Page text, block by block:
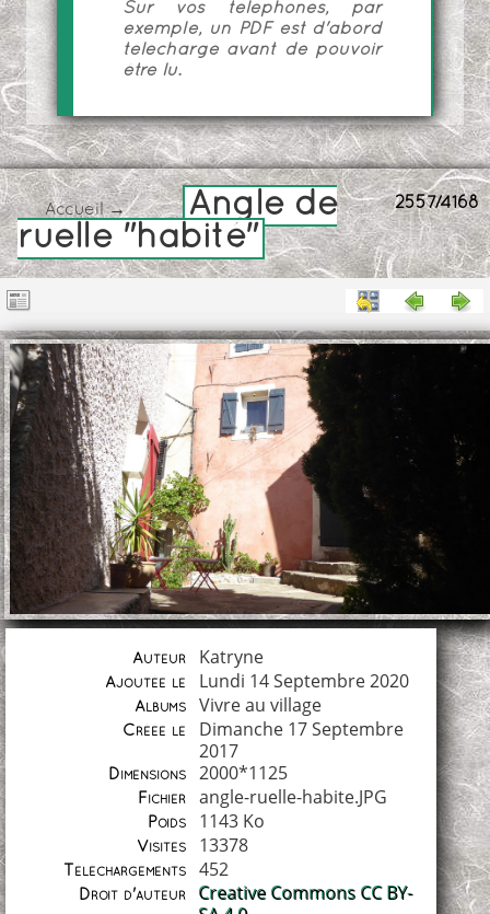
Sur vos téléphones, par
exemple, un PDF est d'abord
téléchargé avant de pouvoir
être lu.
2557/4168
Accueil→
Angle de
ruelle "habité"
Auteur Katryne
Ajoutée le Lundi 14 Septembre 2020
Albums Vivre au village
Créée le
Dimanche 17 Septembre
2017
Dimensions 2000*1125
Fichier angle-ruelle-habite.JPG
Poids 1143 Ko
Visites 13378
Téléchargements 452
Droit d'auteur
Creative Commons CC BY-